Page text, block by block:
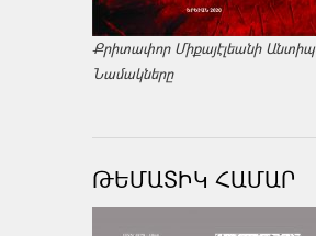
Քրիտափոր Միքայէլեանի Անտիպ
Նամակները
ԹԵՄԱՏԻԿ ՀԱՄԱՐ